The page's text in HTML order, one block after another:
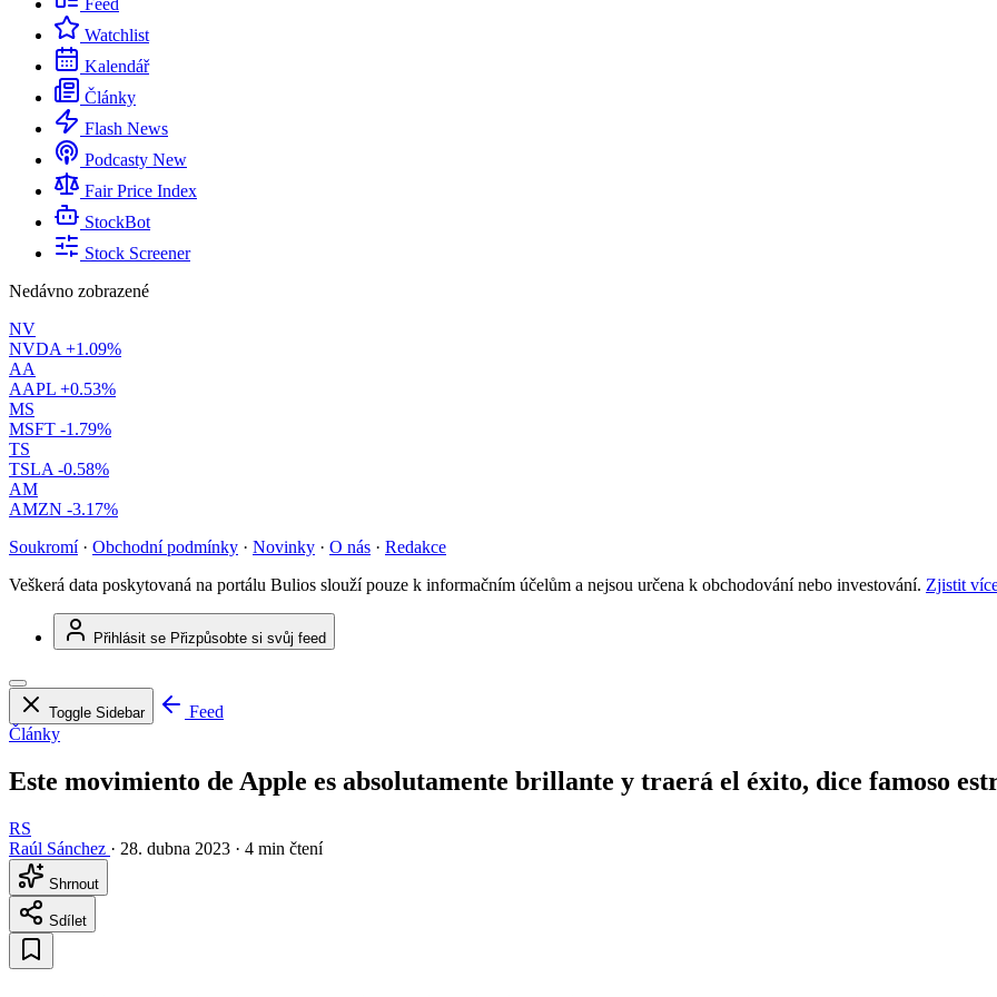
Feed
Watchlist
Kalendář
Články
Flash News
Podcasty New
Fair Price Index
StockBot
Stock Screener
Nedávno zobrazené
NV
NVDA +1.09%
AA
AAPL +0.53%
MS
MSFT -1.79%
TS
TSLA -0.58%
AM
AMZN -3.17%
Soukromí · Obchodní podmínky · Novinky · O nás · Redakce
Veškerá data poskytovaná na portálu Bulios slouží pouze k informačním účelům a nejsou určena k obchodování nebo investování. Zjistit
Přihlásit se Přizpůsobte si svůj feed
Toggle Sidebar
Feed
Články
Este movimiento de Apple es absolutamente brillante y traerá el éxito, dice famoso
RS
Raúl Sánchez · 28. dubna 2023 · 4 min čtení
Shrnout
Sdílet